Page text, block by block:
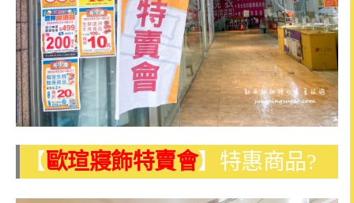
【歐瑄寢飾特賣會】特惠商品?